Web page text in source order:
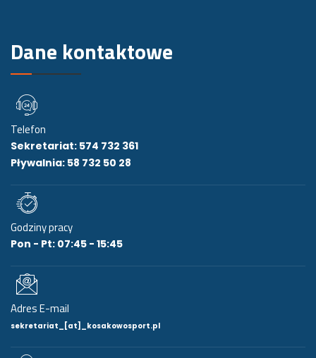
Dane kontaktowe
Telefon
Sekretariat: 574 732 361
Pływalnia: 58 732 50 28
Godziny pracy
Pon - Pt: 07:45 - 15:45
Adres E-mail
sekretariat_[at]_kosakowosport.pl